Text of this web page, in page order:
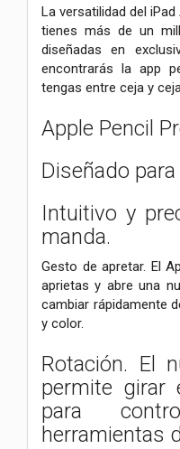
La versatilidad del
tienes más de un
diseñadas en
encontrarás la app
tengas entre ceja y
Apple Pencil
Diseñado
Intuitivo y
manda.
Gesto de apretar. El
aprietas y abre una
cambiar rápidamente
y color.
Rotación. El
permite girar
para
herramientas